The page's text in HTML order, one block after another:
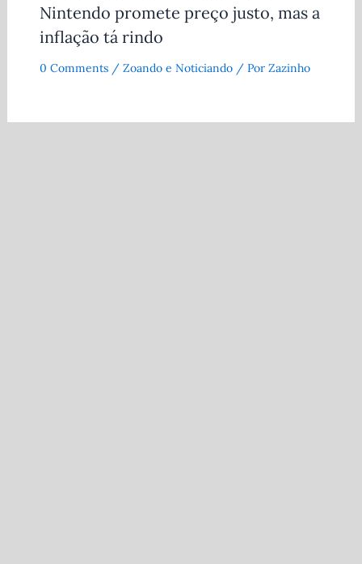
Nintendo promete preço justo, mas a
inflação tá rindo
0 Comments / Zoando e Noticiando/ Por Zazinho